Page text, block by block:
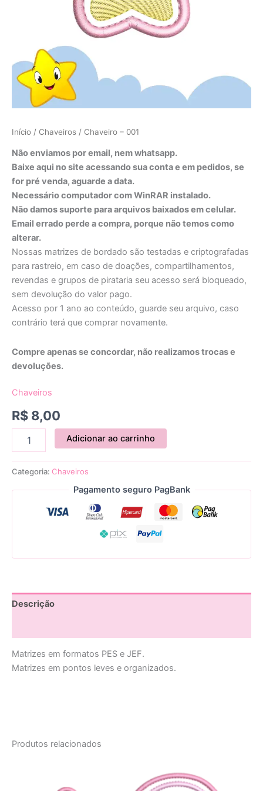
Início / Chaveiros / Chaveiro – 001
Não enviamos por email, nem whatsapp.
Baixe aqui no site acessando sua conta e em pedidos, se
for pré venda, aguarde a data.
Necessário computador com WinRAR instalado.
Não damos suporte para arquivos baixados em celular.
Email errado perde a compra, porque não temos como
alterar.
Nossas matrizes de bordado são testadas e criptografadas
para rastreio, em caso de doações, compartilhamentos,
revendas e grupos de pirataria seu acesso será bloqueado,
sem devolução do valor pago.
Acesso por 1 ano ao conteúdo, guarde seu arquivo, caso
contrário terá que comprar novamente.
Compre apenas se concordar, não realizamos trocas e
devoluções.
Chaveiros
R$ 8,00
Adicionar ao carrinho
Categoria: Chaveiros
Pagamento seguro PagBank
Descrição
Matrizes em formatos PES e JEF.
Matrizes em pontos leves e organizados.
Produtos relacionados